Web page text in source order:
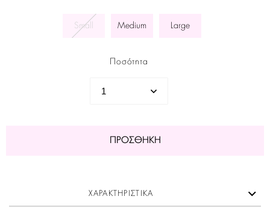
Small Medium Large
Ποσότητα
ΠΡΟΣΘΉΚΗ
ΧΑΡΑΚΤΗΡΙΣΤΙΚΑ